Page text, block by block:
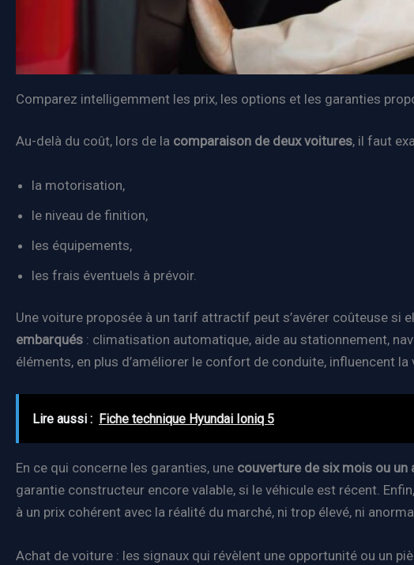
Comparez intelligemment les prix, les options et les garanties
Au-delà du coût, lors de la comparaison de deux voitures, il faut
la motorisation,
le niveau de finition,
les équipements,
les frais éventuels à prévoir.
Une voiture proposée à un tarif attractif peut s’avérer coûteuse si
embarqués : climatisation automatique, aide au stationnement,
éléments, en plus d’améliorer le confort de conduite, influencent la
Lire aussi : Fiche technique Hyundai Ioniq 5
En ce qui concerne les garanties, une couverture de six mois ou
garantie constructeur encore valable, si le véhicule est récent.
à un prix cohérent avec la réalité du marché, ni trop élevé, ni
Achat de voiture : les signaux qui révèlent une opportunité ou un